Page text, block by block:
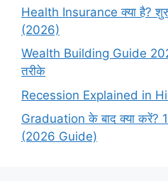
Health Insurance क्या है?
(2026)
Wealth Building Guide
तरीके
Recession Explained in
Graduation के बाद क्या
(2026 Guide)